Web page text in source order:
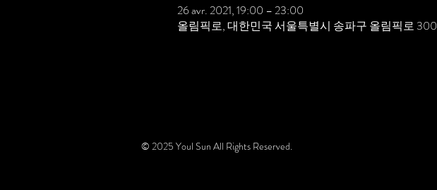
26 avr. 2021, 19:00 – 23:00
올림픽로, 대한민국 서울특별시 송파구 올림픽로 300
© 2025 Youl Sun All Rights Reserved.